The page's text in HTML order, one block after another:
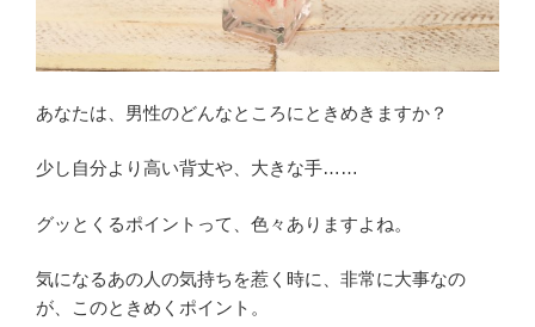
あなたは、男性のどんなところにときめきますか？
少し自分より高い背丈や、大きな手……
グッとくるポイントって、色々ありますよね。
気になるあの人の気持ちを惹く時に、非常に大事なの
が、このときめくポイント。